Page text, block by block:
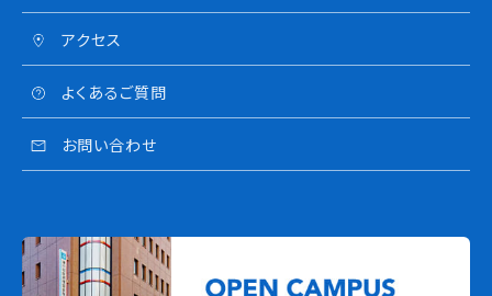
アクセス
よくあるご質問
お問い合わせ